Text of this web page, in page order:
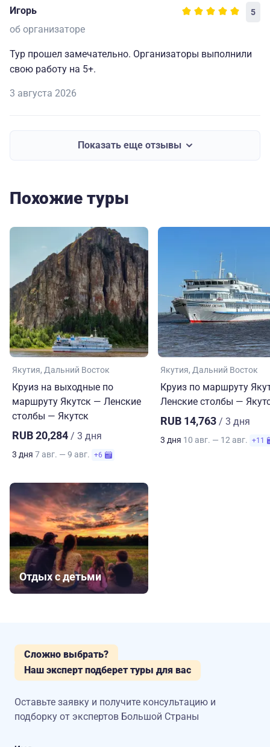
Игорь 5
об организаторе
Тур прошел замечательно. Организаторы выполнили
свою работу на 5+.
3 августа 2026
Показать еще отзывы
Похожие туры
Якутия Дальний Восток
Круиз на выходные по
маршруту Якутск — Ленские
столбы — Якутск
RUB 20,284 / 3 дня
3 дня 7 авг. — 9 авг. +6
Якутия Дальний Восток
Круиз по маршруту
Ленские столбы —
RUB 14,763 / 3 дня
3 дня 10 авг. — 12 авг. +11
Отдых с детьми
Сложно выбрать?
Наш эксперт подберет туры для вас
Оставьте заявку и получите консультацию и
подборку от экспертов Большой Страны